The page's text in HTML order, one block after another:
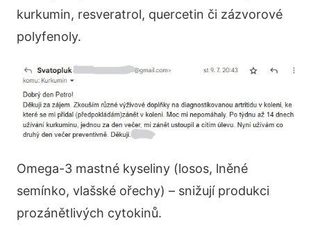
kurkumin, resveratrol, quercetin či zázvorové
polyfenoly.
Omega-3 mastné kyseliny (losos, lněné
semínko, vlašské ořechy) – snižují produkci
prozánětlivých cytokinů.